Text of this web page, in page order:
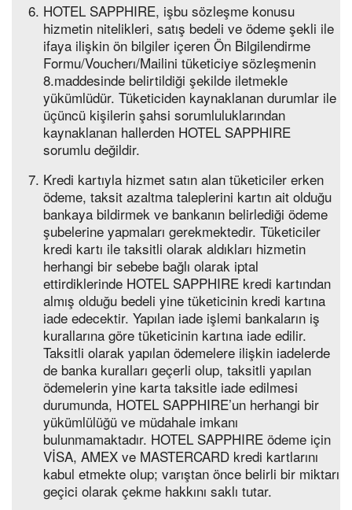
HOTEL SAPPHIRE, işbu sözleşme konusu
hizmetin nitelikleri, satış bedeli ve ödeme şekli ile
ifaya ilişkin ön bilgiler içeren Ön Bilgilendirme
Formu/Voucherı/Mailini tüketiciye sözleşmenin
8.maddesinde belirtildiği şekilde iletmekle
yükümlüdür. Tüketiciden kaynaklanan durumlar ile
üçüncü kişilerin şahsi sorumluluklarından
kaynaklanan hallerden HOTEL SAPPHIRE
sorumlu değildir.
Kredi kartıyla hizmet satın alan tüketiciler erken
ödeme, taksit azaltma taleplerini kartın ait olduğu
bankaya bildirmek ve bankanın belirlediği ödeme
şubelerine yapmaları gerekmektedir. Tüketiciler
kredi kartı ile taksitli olarak aldıkları hizmetin
herhangi bir sebebe bağlı olarak iptal
ettirdiklerinde HOTEL SAPPHIRE kredi kartından
almış olduğu bedeli yine tüketicinin kredi kartına
iade edecektir. Yapılan iade işlemi bankaların iş
kurallarına göre tüketicinin kartına iade edilir.
Taksitli olarak yapılan ödemelere ilişkin iadelerde
de banka kuralları geçerli olup, taksitli yapılan
ödemelerin yine karta taksitle iade edilmesi
durumunda, HOTEL SAPPHIRE’un herhangi bir
yükümlülüğü ve müdahale imkanı
bulunmamaktadır. HOTEL SAPPHIRE ödeme için
VİSA, AMEX ve MASTERCARD kredi kartlarını
kabul etmekte olup; varıştan önce belirli bir miktarı
geçici olarak çekme hakkını saklı tutar.